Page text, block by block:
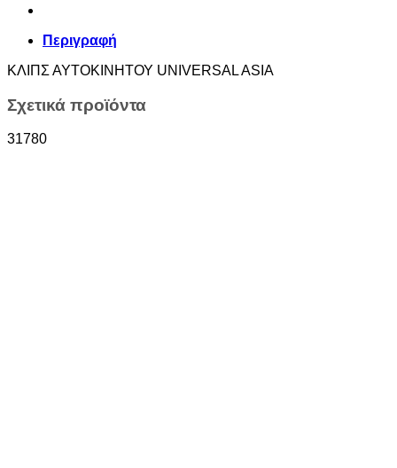
Περιγραφή
KΛΙΠΣ ΑΥΤΟΚΙΝΗΤΟΥ UNIVERSAL ASIA
Σχετικά προϊόντα
31780